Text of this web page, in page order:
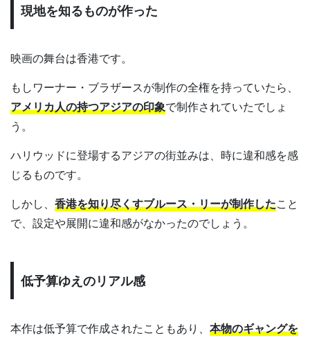
現地を知るものが作った
映画の舞台は香港です。
もしワーナー・ブラザースが制作の全権を持っていたら、
アメリカ人の持つアジアの印象で制作されていたでしょ
う。
ハリウッドに登場するアジアの街並みは、時に違和感を感
じるものです。
しかし、 香港を知り尽くすブルース・リーが制作したこと
で、設定や展開に違和感がなかったのでしょう。
低予算ゆえのリアル感
本作は低予算で作成されたこともあり、 本物のギャングを